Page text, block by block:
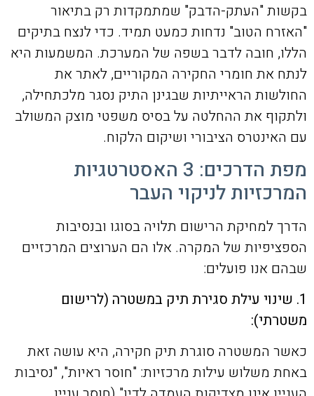
בקשות "העתק-הדבק" שמתמקדות רק בתיאור
"האזרח הטוב" נדחות כמעט תמיד. כדי לנצח בתיקים
הללו, חובה לדבר בשפה של המערכת. המשמעות היא
לנתח את חומרי החקירה המקוריים, לאתר את
החולשות הראייתיות שבגינן התיק נסגר מלכתחילה,
ולתקוף את ההחלטה על בסיס משפטי מוצק המשולב
עם האינטרס הציבורי ושיקום הלקוח.
מפת הדרכים: 3 האסטרטגיות
המרכזיות לניקוי העבר
הדרך למחיקת הרישום תלויה בסוגו ובנסיבות
הספציפיות של המקרה. אלו הם הערוצים המרכזיים
שבהם אנו פועלים:
1. שינוי עילת סגירת תיק במשטרה (לרישום
משטרתי):
כאשר המשטרה סוגרת תיק חקירה, היא עושה זאת
באחת משלוש עילות מרכזיות: "חוסר ראיות", "נסיבות